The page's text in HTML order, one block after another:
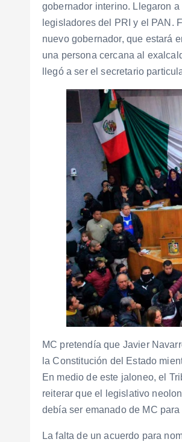
gobernador interino. Llegaron a
legisladores del PRI y el PAN.
nuevo gobernador, que estará
una persona cercana al
llegó a ser el secretario
MC pretendía que Javier
la Constitución del Estado
En medio de este jaloneo, el
reiterar que el legislativo
debía ser emanado de MC
La falta de un acuerdo para